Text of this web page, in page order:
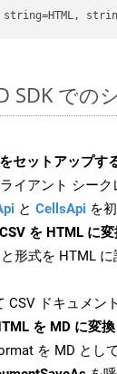
string=HTML,
SDK での
セットアップす
イアント シー
と CellsApi を
を HTML に
形式を HTML に
CSV ドキュメン
を MD に変
を MD として